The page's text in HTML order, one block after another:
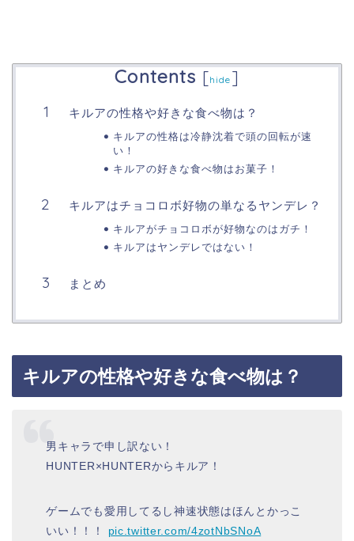
Contents [hide ]
キルアの性格や好きな食べ物は？
キルアの性格は冷静沈着で頭の回転が速
い！
キルアの好きな食べ物はお菓子！
キルアはチョコロボ好物の単なるヤンデレ？
キルアがチョコロボが好物なのはガチ！
キルアはヤンデレではない！
まとめ
キルアの性格や好きな食べ物は？
男キャラで申し訳ない！
HUNTER×HUNTERからキルア！
ゲームでも愛用してるし神速状態はほんとかっこ
いい！！！ pic.twitter.com/4zotNbSNoA